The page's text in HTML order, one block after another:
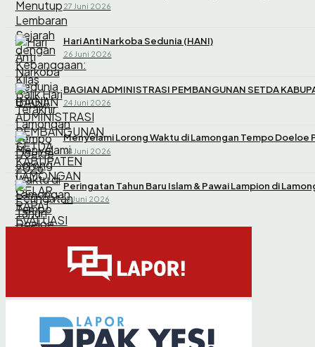
27 Juni 2026
Hari Anti Narkoba Sedunia (HANI)
26 Juni 2026
BAGIAN ADMINISTRASI PEMBANGUNAN SETDA
24 Juni 2026
Menyelami Lorong Waktu di Lamongan Tempo Doeloe
24 Juni 2026
Peringatan Tahun Baru Islam & Pawai Lampion di
16 Juni 2026